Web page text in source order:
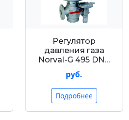
Регулятор
давления газа
Nоrval-G 495 DN…
руб.
Подробнее